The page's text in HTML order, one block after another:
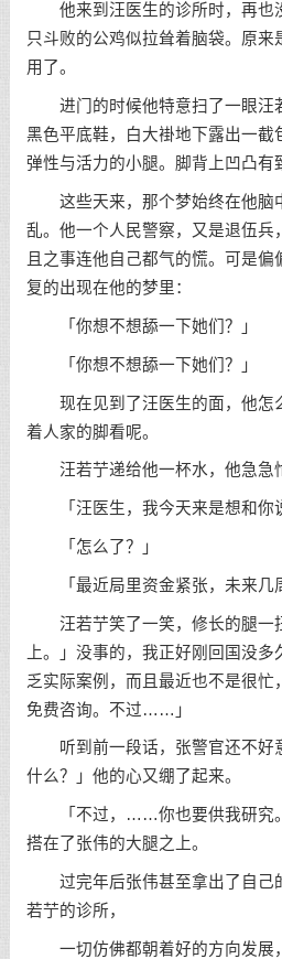
他来到汪医生的诊所时，再也
只斗败的公鸡似拉耸着脑袋。原来
用了。
进门的时候他特意扫了一眼汪
黑色平底鞋，白大褂地下露出一截
弹性与活力的小腿。脚背上凹凸有
这些天来，那个梦始终在他脑
乱。他一个人民警察，又是退伍兵
且之事连他自己都气的慌。可是偏
复的出现在他的梦里：
「你想不想舔一下她们？」
「你想不想舔一下她们？」
现在见到了汪医生的面，他怎
着人家的脚看呢。
汪若艼递给他一杯水，他急急
「汪医生，我今天来是想和你
「怎么了？」
「最近局里资金紧张，未来几
汪若艼笑了一笑，修长的腿一
上。」没事的，我正好刚回国没
乏实际案例，而且最近也不是很忙
免费咨询。不过……」
听到前一段话，张警官还不好
什么？」他的心又绷了起来。
「不过，……你也要供我研究。
搭在了张伟的大腿之上。
过完年后张伟甚至拿出了自己
若艼的诊所，
一切仿佛都朝着好的方向发展，